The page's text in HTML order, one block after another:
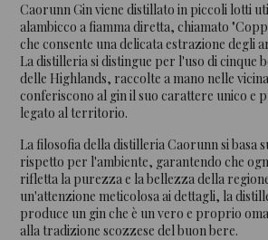
Caorunn Gin viene distillato in piccoli lotti
alambicco a fiamma diretta, chiamato
che consente una delicata estrazione degli
La distilleria si distingue per l'uso di cinque
delle Highlands, raccolte a mano nelle
conferiscono al gin il suo carattere unico e
legato al territorio.
La filosofia della distilleria Caorunn si basa
rispetto per l'ambiente, garantendo che
rifletta la purezza e la bellezza della
un'attenzione meticolosa ai dettagli, la
produce un gin che è un vero e proprio
alla tradizione scozzese del buon bere.